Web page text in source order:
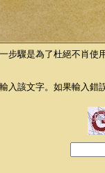
步驟是為了杜絕不肖
入該文字。如果輸入錯